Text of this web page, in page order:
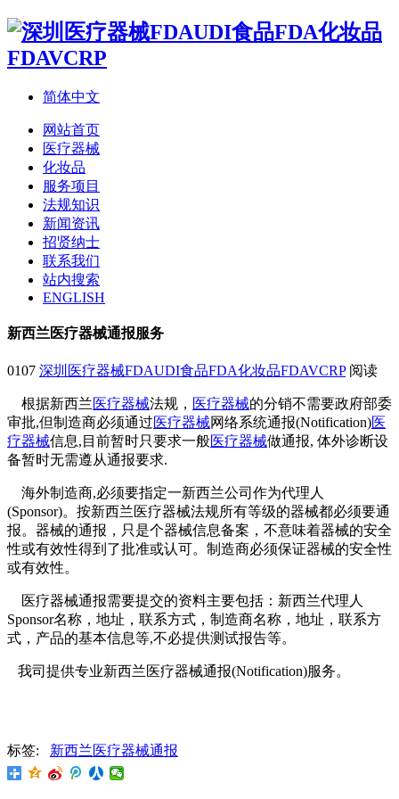
简体中文
网站首页
医疗器械
化妆品
服务项目
法规知识
新闻资讯
招贤纳士
联系我们
站内搜索
ENGLISH
新西兰医疗器械通报服务
0107 深圳医疗器械FDAUDI食品FDA化妆品FDAVCRP 阅读
根据新西兰医疗器械法规， 医疗器械的分销不需要政府部委
审批,但制造商必须通过医疗器械网络系统通报(Notification)医
疗器械信息,目前暂时只要求一般医疗器械做通报, 体外诊断设
备暂时无需遵从通报要求.
海外制造商,必须要指定一新西兰公司作为代理人
(Sponsor)。按新西兰医疗器械法规所有等级的器械都必须要通
报。器械的通报，只是个器械信息备案，不意味着器械的安全
性或有效性得到了批准或认可。制造商必须保证器械的安全性
或有效性。
医疗器械通报需要提交的资料主要包括：新西兰代理人
Sponsor名称，地址，联系方式，制造商名称，地址，联系方
式，产品的基本信息等,不必提供测试报告等。
我司提供专业新西兰医疗器械通报(Notification)服务。
标签: 新西兰医疗器械通报